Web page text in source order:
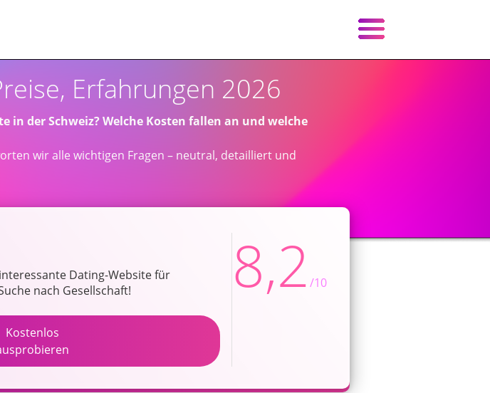
Erfahrungen 2026
der Schweiz? Welche Kosten fallen an und welche
wir alle wichtigen Fragen – neutral, detailliert und
Dating-Website für
nach Gesellschaft!
Kostenlos
8,2 /10